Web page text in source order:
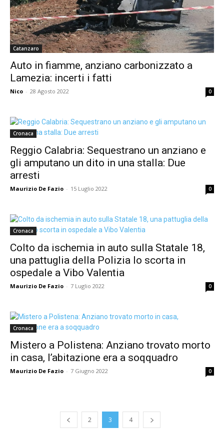
Catanzaro
Auto in fiamme, anziano carbonizzato a
Lamezia: incerti i fatti
Nico - 28 Agosto 2022 0
Cronaca
Reggio Calabria: Sequestrano un anziano e
gli amputano un dito in una stalla: Due
arresti
Maurizio De Fazio - 15 Luglio 2022 0
Cronaca
Colto da ischemia in auto sulla Statale 18,
una pattuglia della Polizia lo scorta in
ospedale a Vibo Valentia
Maurizio De Fazio - 7 Luglio 2022 0
Cronaca
Mistero a Polistena: Anziano trovato morto
in casa, l’abitazione era a soqquadro
Maurizio De Fazio - 7 Giugno 2022 0
2 3 4